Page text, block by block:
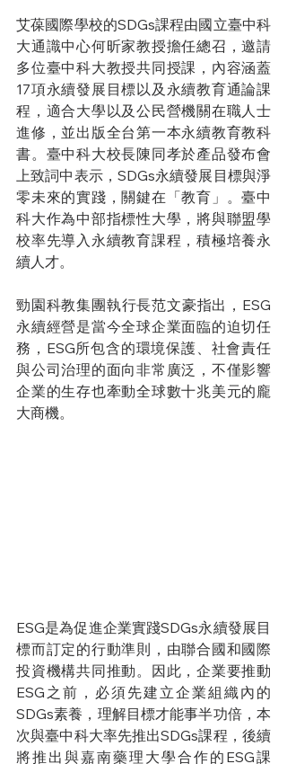
艾葆國際學校的SDGs課程由國立臺中科
大通識中心何昕家教授擔任總召，邀請
多位臺中科大教授共同授課，內容涵蓋
17項永續發展目標以及永續教育通論課
程，適合大學以及公民營機關在職人士
進修，並出版全台第一本永續教育教科
書。臺中科大校長陳同孝於產品發布會
上致詞中表示，SDGs永續發展目標與淨
零未來的實踐，關鍵在「教育」。臺中
科大作為中部指標性大學，將與聯盟學
校率先導入永續教育課程，積極培養永
續人才。
勁園科教集團執行長范文豪指出，ESG
永續經營是當今全球企業面臨的迫切任
務，ESG所包含的環境保護、社會責任
與公司治理的面向非常廣泛，不僅影響
企業的生存也牽動全球數十兆美元的龐
大商機。
ESG是為促進企業實踐SDGs永續發展目
標而訂定的行動準則，由聯合國和國際
投資機構共同推動。因此，企業要推動
ESG之前，必須先建立企業組織內的
SDGs素養，理解目標才能事半功倍，本
次與臺中科大率先推出SDGs課程，後續
將推出與嘉南藥理大學合作的ESG課